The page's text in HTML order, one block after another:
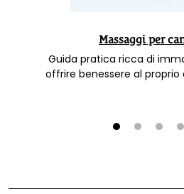
Massaggi per
Guida pratica ricca di
offrire